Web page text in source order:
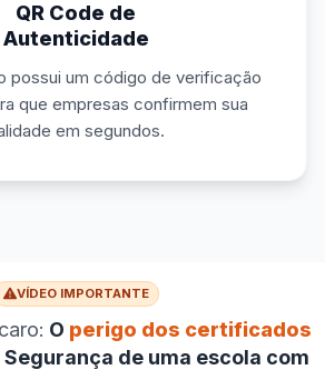
QR Code de
Autenticidade
possui um código de verificação
que empresas confirmem sua
em segundos.
VÍDEO IMPORTANTE
O perigo dos certificados
Segurança de uma escola com